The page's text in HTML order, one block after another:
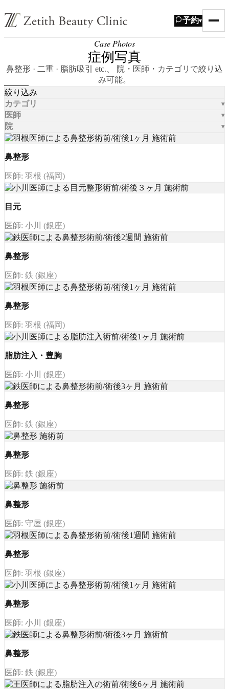
予約▾
Case Photos
症例写真
鼻整形 · 二重 · 脂肪吸引 etc.、 院・医師・カテゴリで絞り込
み可能。
絞り込み
カテゴリ
医師
院
鼻整形
医師: 羽根 (福岡)
目元
医師: 小川 (銀座)
鼻整形
医師: 鉄 (銀座)
鼻整形
医師: 羽根 (福岡)
脂肪注入・豊胸
医師: 小川 (銀座)
鼻整形
医師: 鉄 (銀座)
鼻整形
医師: 鉄 (銀座)
鼻整形
医師: 守屋 (銀座)
鼻整形
医師: 羽根 (銀座)
鼻整形
医師: 小川 (銀座)
鼻整形
医師: 鉄 (銀座)